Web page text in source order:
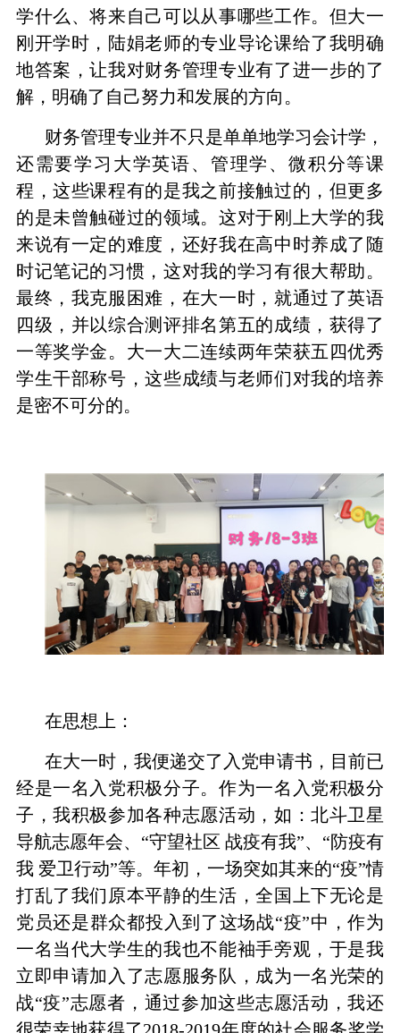
学什么、将来自己可以从事哪些工作。但大一
刚开学时，陆娟老师的专业导论课给了我明确
地答案，让我对财务管理专业有了进一步的了
解，明确了自己努力和发展的方向。
财务管理专业并不只是单单地学习会计学，
还需要学习大学英语、管理学、微积分等课
程，这些课程有的是我之前接触过的，但更多
的是未曾触碰过的领域。这对于刚上大学的我
来说有一定的难度，还好我在高中时养成了随
时记笔记的习惯，这对我的学习有很大帮助。
最终，我克服困难，在大一时，就通过了英语
四级，并以综合测评排名第五的成绩，获得了
一等奖学金。大一大二连续两年荣获五四优秀
学生干部称号，这些成绩与老师们对我的培养
是密不可分的。
在思想上：
在大一时，我便递交了入党申请书，目前已
经是一名入党积极分子。作为一名入党积极分
子，我积极参加各种志愿活动，如：北斗卫星
导航志愿年会、“守望社区 战疫有我”、“防疫有
我 爱卫行动”等。年初，一场突如其来的“疫”情
打乱了我们原本平静的生活，全国上下无论是
党员还是群众都投入到了这场战“疫”中，作为
一名当代大学生的我也不能袖手旁观，于是我
立即申请加入了志愿服务队，成为一名光荣的
战“疫”志愿者，通过参加这些志愿活动，我还